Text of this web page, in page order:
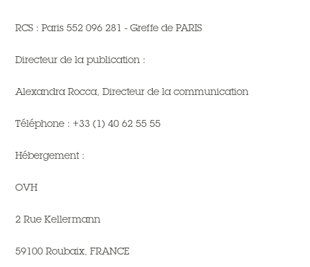
RCS : Paris 552 096 281 - Greffe de PARIS
Directeur de la publication :
Alexandra Rocca, Directeur de la communication
Téléphone : +33 (1) 40 62 55 55
Hébergement :
OVH
2 Rue Kellermann
59100 Roubaix, FRANCE